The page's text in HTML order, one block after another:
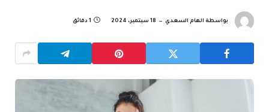
بواسطة الهام السعدي 18 سبتمبر، 2024 1 دقائق